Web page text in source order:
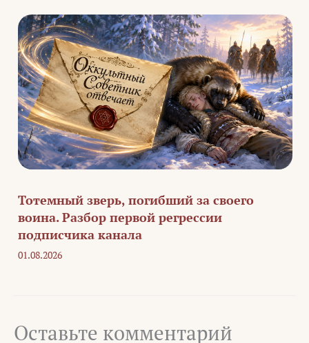
Тотемный зверь, погибший за своего
воина. Разбор первой регрессии
подписчика канала
01.08.2026
Оставьте комментарий